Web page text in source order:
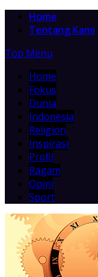
Home
Tentang Kami
Top Menu
Home
Fokus
Dunia
Indonesia
Religion
Inspirasi
Profil
Ragam
Opini
Sport